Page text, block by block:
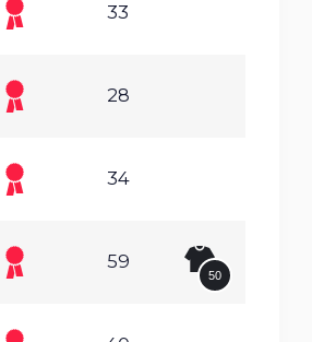
33
28
34
59
50